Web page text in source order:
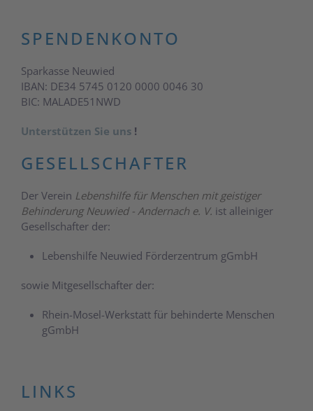
SPENDENKONTO
Sparkasse Neuwied
IBAN: DE34 5745 0120 0000 0046 30
BIC: MALADE51NWD
Unterstützen Sie uns !
GESELLSCHAFTER
Der Verein Lebenshilfe für Menschen mit geistiger
Behinderung Neuwied - Andernach e. V. ist alleiniger
Gesellschafter der:
Lebenshilfe Neuwied Förderzentrum gGmbH
sowie Mitgesellschafter der:
Rhein-Mosel-Werkstatt für behinderte Menschen
gGmbH
LINKS